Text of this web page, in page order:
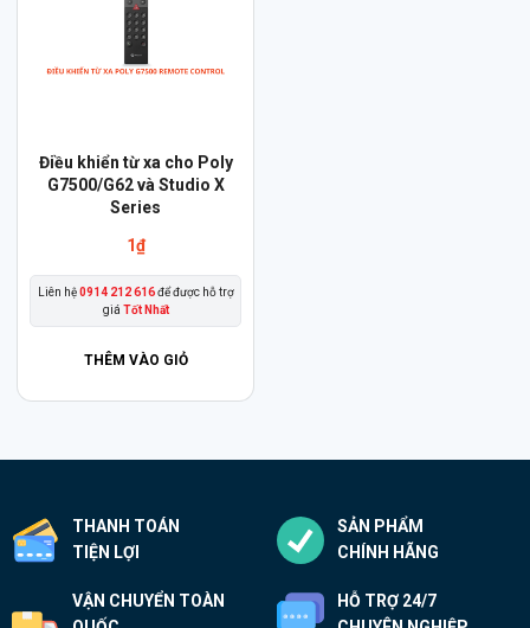
Điều khiển từ xa cho Poly
G7500/G62 và Studio X
Series
1₫
Liên hệ0914 212 616để được hỗ trợ
giá Tốt Nhất
THÊM VÀO GIỎ
THANH TOÁN
TIỆN LỢI
SẢN PHẨM
CHÍNH HÃNG
VẬN CHUYỂN TOÀN
HỖ TRỢ 24/7